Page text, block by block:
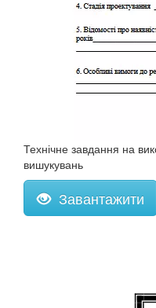
Технічне завдання на
вишукувань
Завантажити